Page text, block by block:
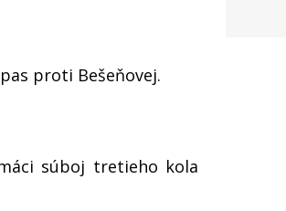
proti Bešeňovej.
súboj tretieho kola